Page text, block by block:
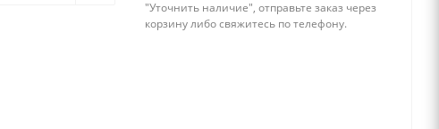
"Уточнить наличие", отправьте заказ через
корзину либо свяжитесь по телефону.